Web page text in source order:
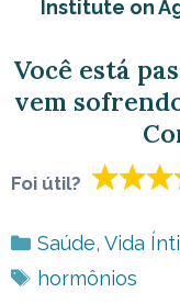
Institute on
Você está
vem
Foi útil?
Categorias
Saúde, Vida
Tags
hormônios